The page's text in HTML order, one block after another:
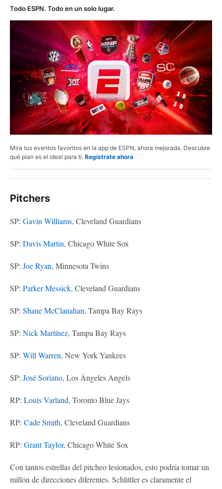
Todo ESPN. Todo en un solo lugar.
Mira tus eventos favoritos en la app de ESPN, ahora mejorada. Descubre
qué plan es el ideal para ti. Regístrate ahora
Pitchers
SP: Gavin Williams, Cleveland Guardians
SP: Davis Martin, Chicago White Sox
SP: Joe Ryan, Minnesota Twins
SP: Parker Messick, Cleveland Guardians
SP: Shane McClanahan, Tampa Bay Rays
SP: Nick Martínez, Tampa Bay Rays
SP: Will Warren, New York Yankees
SP: José Soriano, Los Ángeles Angels
RP: Louis Varland, Toronto Blue Jays
RP: Cade Smith, Cleveland Guardians
RP: Grant Taylor, Chicago White Sox
Con tantos estrellas del pitcheo lesionados, esto podría tomar un
millón de direcciones diferentes. Schlittler es claramente el